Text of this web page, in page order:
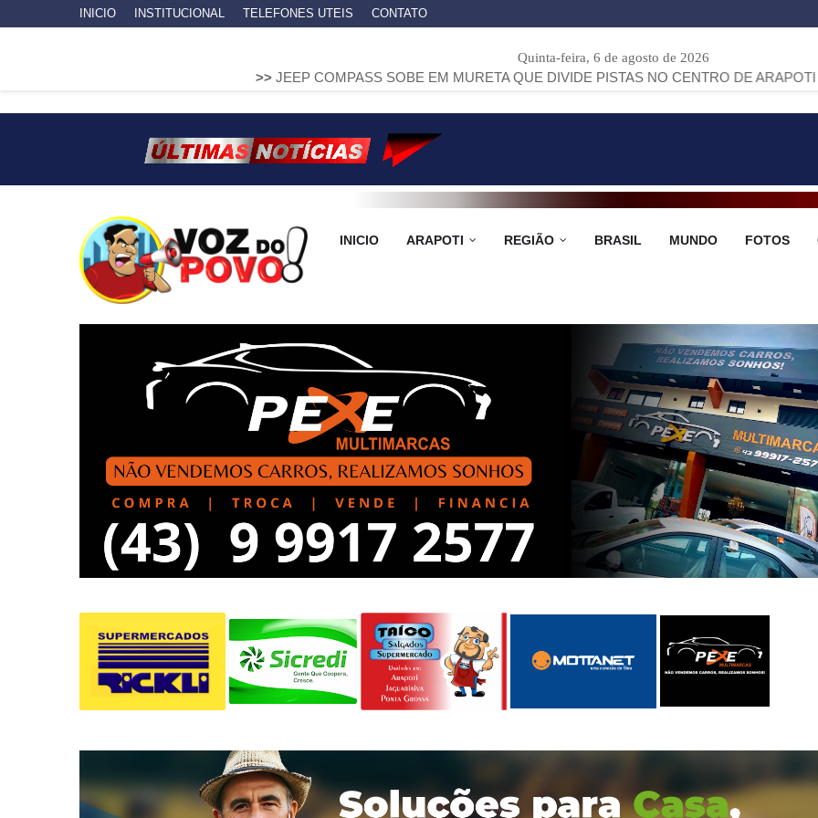
INICIO INSTITUCIONAL TELEFONES UTEIS CONTATO
Quinta-feira, 6 de agosto de 2026
JEEP COMPASS SOBE EM MURETA QUE DIVIDE PISTAS NO CENTRO DE ARAPOTI >> PROJETO
INICIO ARAPOTI REGIÃO BRASIL MUNDO FOTOS